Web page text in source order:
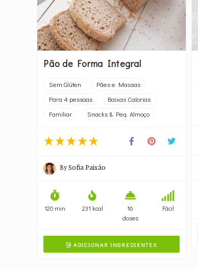
Pão de Forma Integral
Sem Glúten
Pães e Massas
Para 4 pessoas
Baixas Calorias
Familiar
Snacks & Peq. Almoço
BySofia Paixão
120 min 231 kcal
16
doses
Fácil
 ADICIONAR INGREDIENTES